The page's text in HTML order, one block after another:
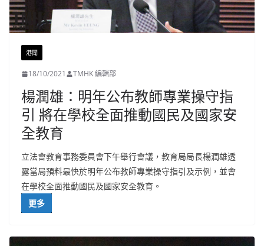
港聞
18/10/2021 TMHK 編輯部
楊潤雄：明年公布教師專業操守指
引 將在學校全面推動國民及國家安
全教育
立法會教育事務委員會下午舉行會議，教育局局長楊潤雄透
露當局預料最快於明年公布教師專業操守指引及示例，並會
在學校全面推動國民及國家安全教育。
更多